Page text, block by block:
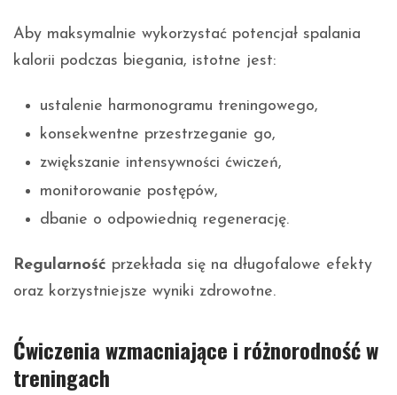
Aby maksymalnie wykorzystać potencjał spalania
kalorii podczas biegania, istotne jest:
ustalenie harmonogramu treningowego,
konsekwentne przestrzeganie go,
zwiększanie intensywności ćwiczeń,
monitorowanie postępów,
dbanie o odpowiednią regenerację.
Regularność przekłada się na długofalowe efekty
oraz korzystniejsze wyniki zdrowotne.
Ćwiczenia wzmacniające i różnorodność w
treningach